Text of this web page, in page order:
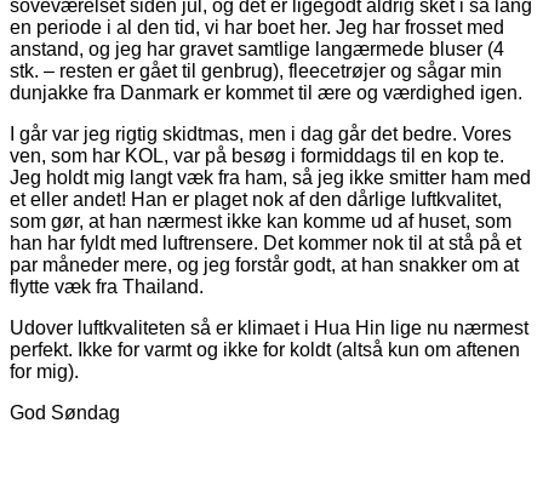
soveværelset siden jul, og det er ligegodt aldrig sket i så lang
en periode i al den tid, vi har boet her. Jeg har frosset med
anstand, og jeg har gravet samtlige langærmede bluser (4
stk. – resten er gået til genbrug), fleecetrøjer og sågar min
dunjakke fra Danmark er kommet til ære og værdighed igen.
I går var jeg rigtig skidtmas, men i dag går det bedre. Vores
ven, som har KOL, var på besøg i formiddags til en kop te.
Jeg holdt mig langt væk fra ham, så jeg ikke smitter ham med
et eller andet! Han er plaget nok af den dårlige luftkvalitet,
som gør, at han nærmest ikke kan komme ud af huset, som
han har fyldt med luftrensere. Det kommer nok til at stå på et
par måneder mere, og jeg forstår godt, at han snakker om at
flytte væk fra Thailand.
Udover luftkvaliteten så er klimaet i Hua Hin lige nu nærmest
perfekt. Ikke for varmt og ikke for koldt (altså kun om aftenen
for mig).
God Søndag